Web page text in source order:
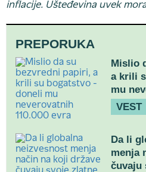
inflacije. Ušteđevina uvek
PREPORUKA
Mislio
a krili
mu
VEST
Da li
menja
čuvaju